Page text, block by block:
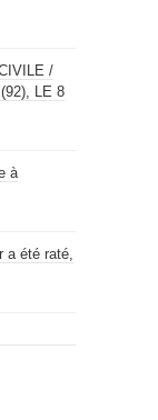
/
LE 8
à
a été raté,